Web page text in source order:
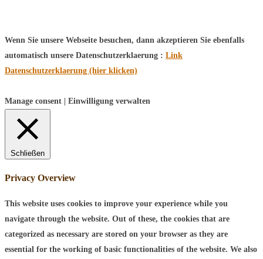
Wenn Sie unsere Webseite besuchen, dann akzeptieren Sie ebenfalls
automatisch unsere Datenschutzerklaerung : Link
Datenschutzerklaerung (hier klicken)
Manage consent | Einwilligung verwalten
Schließen
Privacy Overview
This website uses cookies to improve your experience while you
navigate through the website. Out of these, the cookies that are
categorized as necessary are stored on your browser as they are
essential for the working of basic functionalities of the website. We also